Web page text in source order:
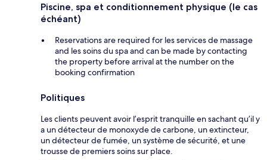
Piscine, spa et conditionnement physique (le cas
échéant)
Reservations are required for les services de massage
and les soins du spa and can be made by contacting
the property before arrival at the number on the
booking confirmation
Politiques
Les clients peuvent avoir l’esprit tranquille en sachant qu’il y
a un détecteur de monoxyde de carbone, un extincteur,
un détecteur de fumée, un système de sécurité, et une
trousse de premiers soins sur place.